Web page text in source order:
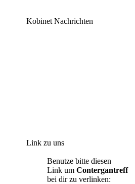
Kobinet Nachrichten
Link zu uns
Benutze bitte diesen
Link um Contergantreff
bei dir zu verlinken: